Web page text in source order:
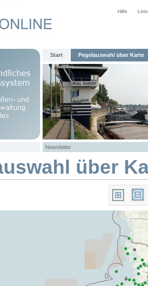
Hilfe
Start Pegelauswahl über Karte
Newsletter
über